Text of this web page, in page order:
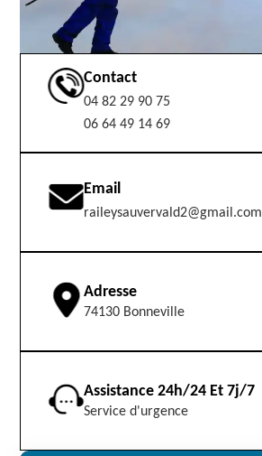
Contact
04 82 29 90 75
06 64 49 14 69
Email
raileysauvervald2@gmail.com
Adresse
74130 Bonneville
Assistance 24h/24 Et 7j/7
Service d'urgence